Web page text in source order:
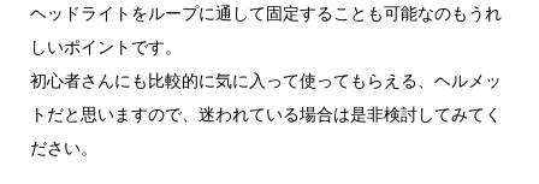
ヘッドライトをループに通して固定することも可能なのもうれ
しいポイントです。
初心者さんにも比較的に気に入って使ってもらえる、ヘルメッ
トだと思いますので、迷われている場合は是非検討してみてく
ださい。